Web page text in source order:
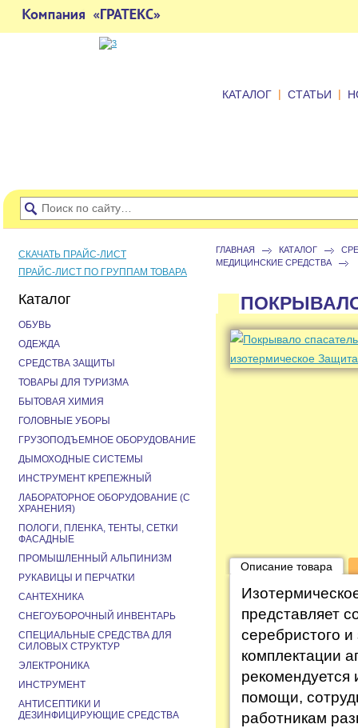
КАТАЛОГ | СТАТЬИ |
ГЛАВНАЯ КАТАЛОГ
МЕДИЦИНСКИЕ СРЕДСТВА
Описание товара
представляет
серебристого
комплектации
рекомендуется
помощи,
работникам
СКАЧАТЬ ПРАЙС-ЛИСТ
ПРАЙС-ЛИСТ ПО ГРУППАМ ТОВАРА
Каталог
ОБУВЬ
ОДЕЖДА
СРЕДСТВА ЗАЩИТЫ
ТОВАРЫ ДЛЯ ТУРИЗМА
БЫТОВАЯ ХИМИЯ
ГОЛОВНЫЕ УБОРЫ
ГРУЗОПОДЪЕМНОЕ ОБОРУДОВАНИЕ
ДЫМОХОДНЫЕ СИСТЕМЫ
ИНСТРУМЕНТ КРЕПЕЖНЫЙ
ЛАБОРАТОРНОЕ ОБОРУДОВАНИЕ (С
ХРАНЕНИЯ)
ПОЛОГИ, ПЛЕНКА, ТЕНТЫ, СЕТКИ
ФАСАДНЫЕ
ПРОМЫШЛЕННЫЙ АЛЬПИНИЗМ
РУКАВИЦЫ И ПЕРЧАТКИ
САНТЕХНИКА
СНЕГОУБОРОЧНЫЙ ИНВЕНТАРЬ
СПЕЦИАЛЬНЫЕ СРЕДСТВА ДЛЯ
СИЛОВЫХ СТРУКТУР
ЭЛЕКТРОНИКА
ИНСТРУМЕНТ
АНТИСЕПТИКИ И
ДЕЗИНФИЦИРУЮЩИЕ СРЕДСТВА